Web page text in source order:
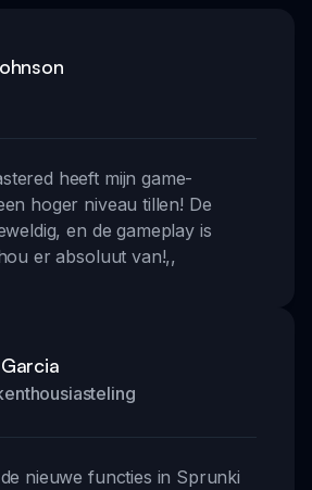
heeft mijn game-
hoger niveau tillen! De
en de gameplay is
er absoluut van!,,
nieuwe functies in Sprunki